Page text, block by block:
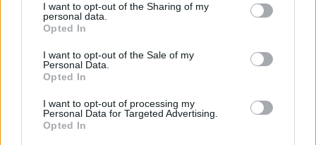
I want to opt-out of the Sharing of my
personal data.
Opted In
I want to opt-out of the Sale of my
Personal Data.
Opted In
I want to opt-out of processing my
Personal Data for Targeted Advertising.
Opted In
Herkunft:
Spoiler:Events bis Ende 2016
Spoiler:Events bis Ende 2017
Die Vogel-Box spendiert Dir 1 zufälligen Vogel oder 1